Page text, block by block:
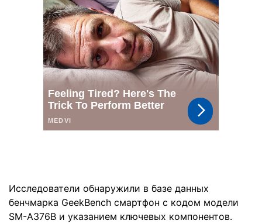
Исследователи обнаружили в базе данных
бенчмарка GeekBench смартфон с кодом модели
SM-A376B и указанием ключевых компонентов.